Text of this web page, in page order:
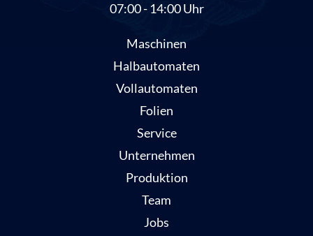
07:00 - 14:00 Uhr
Maschinen
Halbautomaten
Vollautomaten
Folien
Service
Unternehmen
Produktion
Team
Jobs